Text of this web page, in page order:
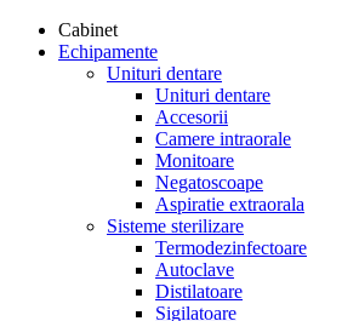
Cabinet
Echipamente
Unituri dentare
Unituri dentare
Accesorii
Camere intraorale
Monitoare
Negatoscoape
Aspiratie extraorala
Sisteme sterilizare
Termodezinfectoare
Autoclave
Distilatoare
Sigilatoare